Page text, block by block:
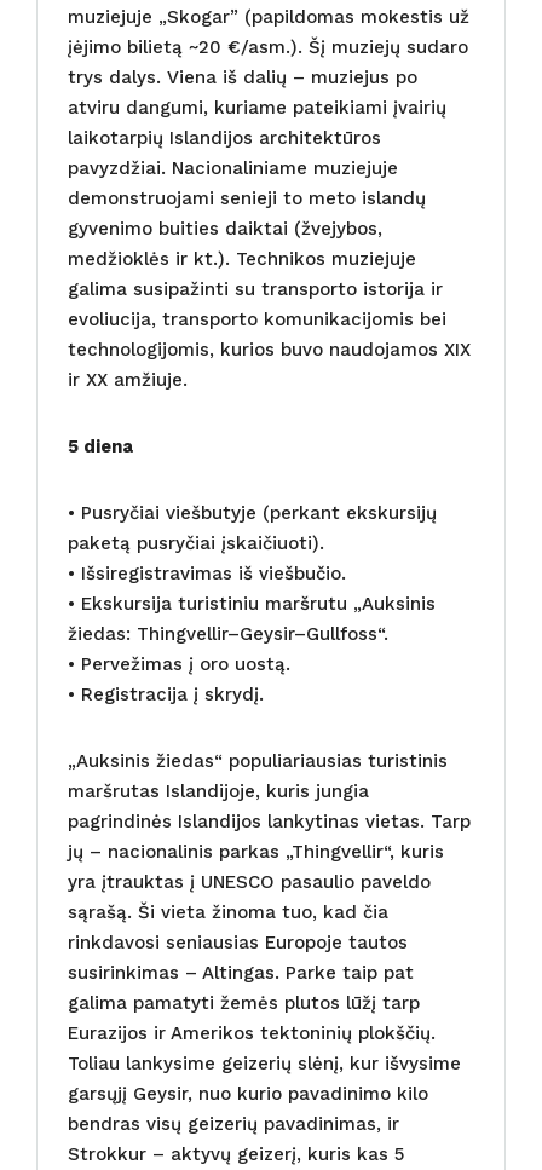
muziejuje „Skogar” (papildomas mokestis už
įėjimo bilietą ~20 €/asm.). Šį muziejų sudaro
trys dalys. Viena iš dalių – muziejus po
atviru dangumi, kuriame pateikiami įvairių
laikotarpių Islandijos architektūros
pavyzdžiai. Nacionaliniame muziejuje
demonstruojami senieji to meto islandų
gyvenimo buities daiktai (žvejybos,
medžioklės ir kt.). Technikos muziejuje
galima susipažinti su transporto istorija ir
evoliucija, transporto komunikacijomis bei
technologijomis, kurios buvo naudojamos XIX
ir XX amžiuje.
5 diena
• Pusryčiai viešbutyje (perkant ekskursijų
paketą pusryčiai įskaičiuoti).
• Išsiregistravimas iš viešbučio.
• Ekskursija turistiniu maršrutu „Auksinis
žiedas: Thingvellir–Geysir–Gullfoss“.
• Pervežimas į oro uostą.
• Registracija į skrydį.
„Auksinis žiedas“ populiariausias turistinis
maršrutas Islandijoje, kuris jungia
pagrindinės Islandijos lankytinas vietas. Tarp
jų – nacionalinis parkas „Thingvellir“, kuris
yra įtrauktas į UNESCO pasaulio paveldo
sąrašą. Ši vieta žinoma tuo, kad čia
rinkdavosi seniausias Europoje tautos
susirinkimas – Altingas. Parke taip pat
galima pamatyti žemės plutos lūžį tarp
Eurazijos ir Amerikos tektoninių plokščių.
Toliau lankysime geizerių slėnį, kur išvysime
garsųjį Geysir, nuo kurio pavadinimo kilo
bendras visų geizerių pavadinimas, ir
Strokkur – aktyvų geizerį, kuris kas 5